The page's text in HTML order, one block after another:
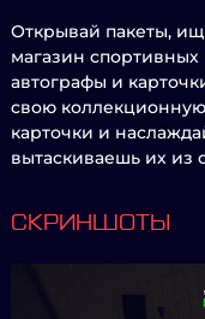
Открывай пакеты,
магазин
автографы и
свою коллекционную
карточки и
вытаскиваешь их из
СКРИНШОТЫ